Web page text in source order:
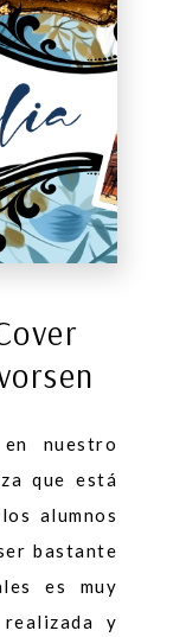
nuestro
que está
alumnos
bastante
es muy
y